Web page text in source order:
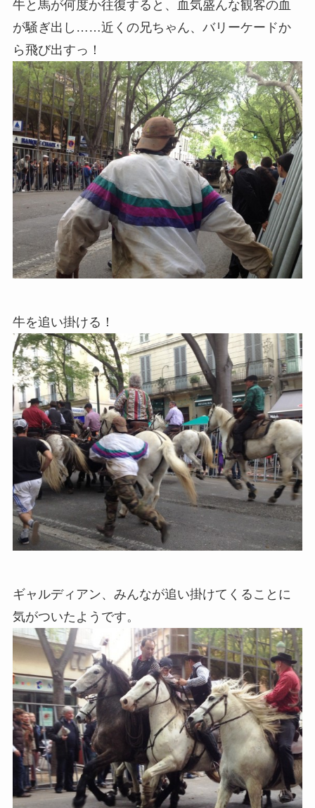
牛と馬が何度か往復すると、血気盛んな観客の血
が騒ぎ出し……近くの兄ちゃん、バリーケードか
ら飛び出すっ！
牛を追い掛ける！
ギャルディアン、みんなが追い掛けてくることに
気がついたようです。